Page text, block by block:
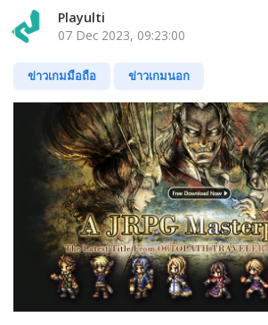
Playulti
07 Dec 2023, 09:23:00
ข่าวเกมมือถือ ข่าวเกมนอก